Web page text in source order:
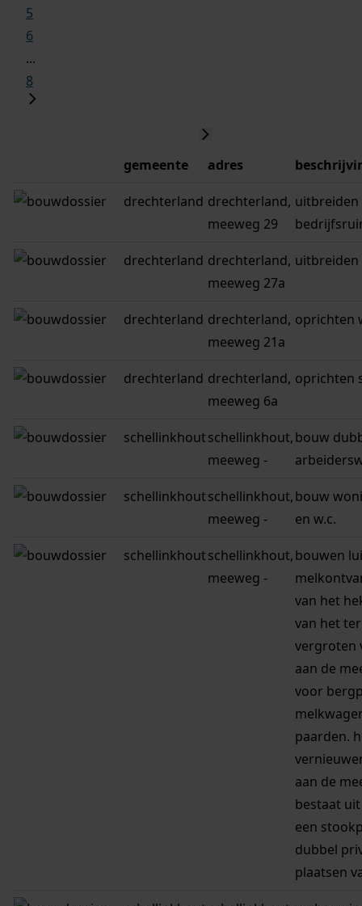
5
6
...
8
gemeente adres
drechterland drechterland,
meeweg 29
uitbreiden
drechterland drechterland,
meeweg 27a
drechterland drechterland,
meeweg 21a
oprichten
drechterland drechterland,
meeweg 6a
oprichten
schellinkhoutschellinkhout,
meeweg -
bouw
schellinkhoutschellinkhout,
meeweg -
bouw
en w.c.
schellinkhoutschellinkhout,
meeweg -
bouwen
van het
van het
vergroten
aan de
voor
paarden.
aan de
bestaat
een
dubbel
plaatsen